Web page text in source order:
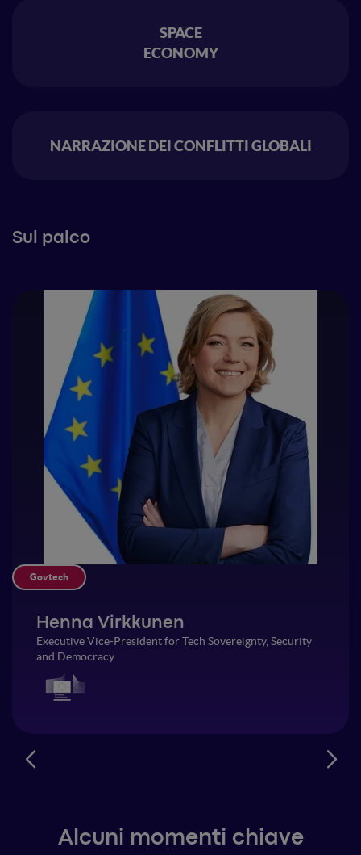
SPACE
ECONOMY
NARRAZIONE DEI CONFLITTI GLOBALI
Sul palco
Govtech
Henna Virkkunen
Executive Vice-President for Tech Sovereignty, Security
and Democracy
Alcuni momenti chiave